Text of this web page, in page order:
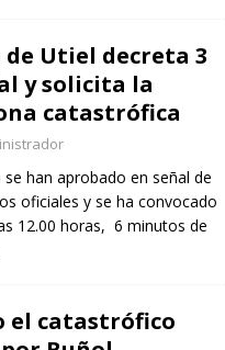
Utiel decreta 3
y solicita la
catastrófica
han aprobado en señal de
oficiales y se ha convocado
12.00 horas, 6 minutos de
el catastrófico